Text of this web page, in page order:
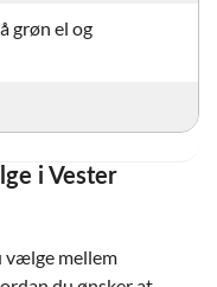
grøn el og
i Vester
vælge mellem